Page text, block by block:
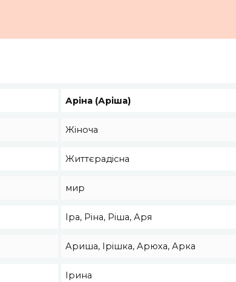
Аріна (Аріша)
Жіноча
Життєрадісна
мир
Іра, Ріна, Ріша, Аря
Ариша, Ірішка, Арюха, Арка
Ірина